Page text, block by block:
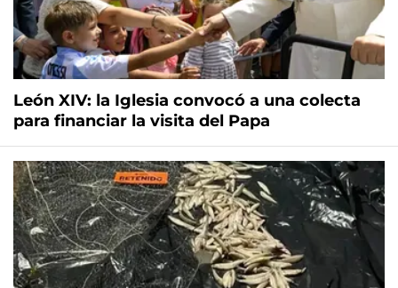
León XIV: la Iglesia convocó a una colecta
para financiar la visita del Papa